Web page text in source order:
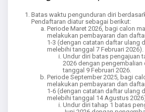
Batas waktu pengunduran diri
Pendaftaran diatur sebagai berikut:
Periode Maret 2026, bagi calon
melakukan pembayaran dan
1-3 (dengan catatan daftar ulang
melebihi tanggal 7 Februari 2026).
Undur diri batas pengajuan
2026 dengan pengembalian
tanggal 9 Februari 2026.
Periode September 2025, bagi
melakukan pembayaran dan
1-6 (dengan catatan daftar ulang
melebihi tanggal 14 Agustus
Undur diri tahap 1 batas